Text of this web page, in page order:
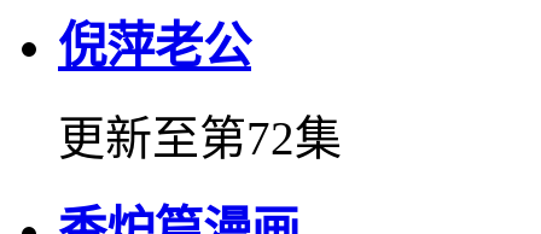
倪萍老公
更新至第72集